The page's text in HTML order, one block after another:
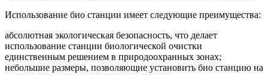
Использование био станции имеет следующие преимущества:
абсолютная экологическая безопасность, что делает
использование станции биологической очистки
единственным решением в природоохранных зонах;
небольшие размеры, позволяющие установить био станцию на